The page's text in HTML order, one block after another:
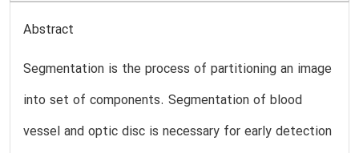
Abstract
Segmentation is the process of partitioning an image
into set of components. Segmentation of blood
vessel and optic disc is necessary for early detection